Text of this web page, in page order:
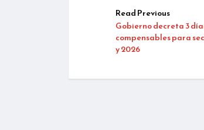
Read Previous
Gobierno decreta 3
compensables para
y 2026